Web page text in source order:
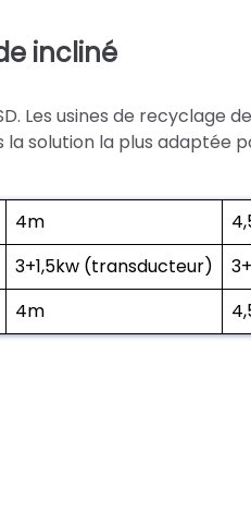
incliné
Les usines de recyclage
solution la plus adaptée
4m
3+1,5kw (transducteur)
4m